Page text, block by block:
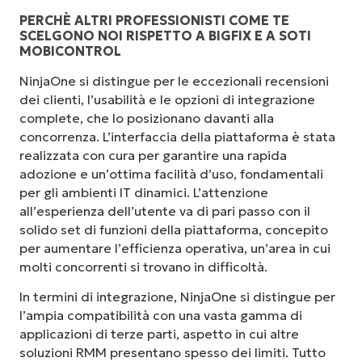
PERCHÈ ALTRI PROFESSIONISTI COME TE
SCELGONO NOI RISPETTO A BIGFIX E A SOTI
MOBICONTROL
NinjaOne si distingue per le eccezionali recensioni
dei clienti, l’usabilità e le opzioni di integrazione
complete, che lo posizionano davanti alla
concorrenza. L’interfaccia della piattaforma è stata
realizzata con cura per garantire una rapida
adozione e un’ottima facilità d’uso, fondamentali
per gli ambienti IT dinamici. L’attenzione
all’esperienza dell’utente va di pari passo con il
solido set di funzioni della piattaforma, concepito
per aumentare l’efficienza operativa, un’area in cui
molti concorrenti si trovano in difficoltà.
In termini di integrazione, NinjaOne si distingue per
l’ampia compatibilità con una vasta gamma di
applicazioni di terze parti, aspetto in cui altre
soluzioni RMM presentano spesso dei limiti. Tutto